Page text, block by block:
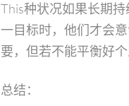
This种状况如果长期
一目标时，他们才会
要，但若不能平衡好
总结：